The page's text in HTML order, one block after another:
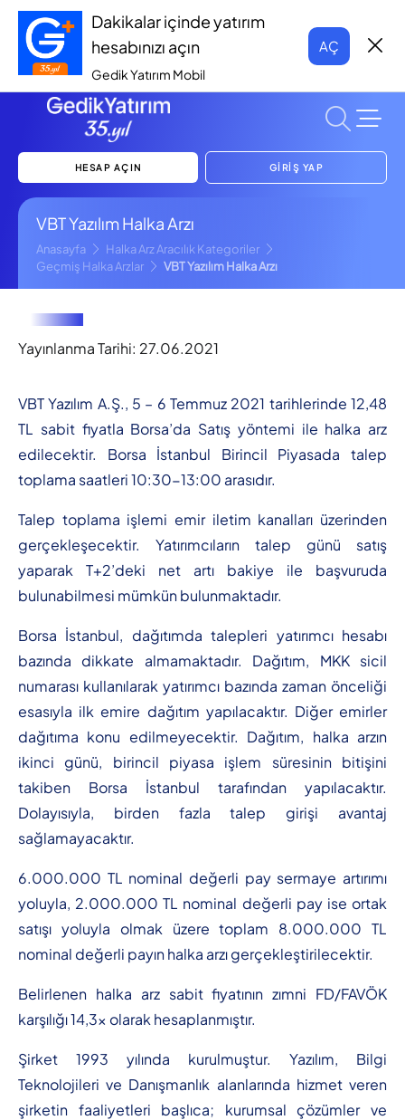
Dakikalar içinde yatırım
hesabınızı açın
Gedik Yatırım Mobil
AÇ
HESAP AÇIN GİRİŞ YAP
VBT Yazılım Halka Arzı
Anasayfa
Halka Arz Aracılık Kategoriler
Geçmiş Halka Arzlar
VBT Yazılım Halka Arzı
Yayınlanma Tarihi: 27.06.2021
VBT Yazılım A.Ş., 5 – 6 Temmuz 2021 tarihlerinde 12,48
TL sabit fiyatla Borsa’da Satış yöntemi ile halka arz
edilecektir. Borsa İstanbul Birincil Piyasada talep
toplama saatleri 10:30-13:00 arasıdır.
Talep toplama işlemi emir iletim kanalları üzerinden
gerçekleşecektir. Yatırımcıların talep günü satış
yaparak T+2’deki net artı bakiye ile başvuruda
bulunabilmesi mümkün bulunmaktadır.
Borsa İstanbul, dağıtımda talepleri yatırımcı hesabı
bazında dikkate almamaktadır. Dağıtım, MKK sicil
numarası kullanılarak yatırımcı bazında zaman önceliği
esasıyla ilk emire dağıtım yapılacaktır. Diğer emirler
dağıtıma konu edilmeyecektir. Dağıtım, halka arzın
ikinci günü, birincil piyasa işlem süresinin bitişini
takiben Borsa İstanbul tarafından yapılacaktır.
Dolayısıyla, birden fazla talep girişi avantaj
sağlamayacaktır.
6.000.000 TL nominal değerli pay sermaye artırımı
yoluyla, 2.000.000 TL nominal değerli pay ise ortak
satışı yoluyla olmak üzere toplam 8.000.000 TL
nominal değerli payın halka arzı gerçekleştirilecektir.
Belirlenen halka arz sabit fiyatının zımni FD/FAVÖK
karşılığı 14,3x olarak hesaplanmıştır.
Şirket 1993 yılında kurulmuştur. Yazılım, Bilgi
Teknolojileri ve Danışmanlık alanlarında hizmet veren
şirketin faaliyetleri başlıca; kurumsal çözümler ve